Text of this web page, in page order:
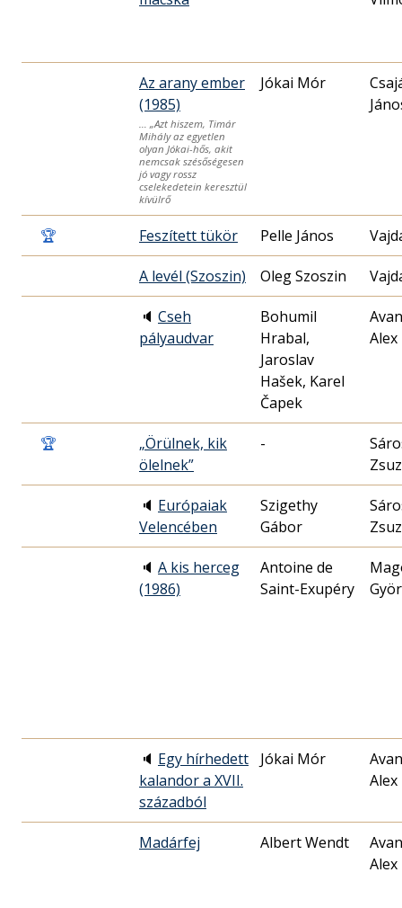
Az arany ember
(1985)
… „Azt hiszem, Timár
Mihály az egyetlen
olyan Jókai-hős, akit
nemcsak szésőségesen
jó vagy rossz
cselekedetein keresztül
kívülrő
Jókai Mór
🏆 Feszített tükör Pelle János
A levél (Szoszin) Oleg Szoszin
🔈 Cseh
pályaudvar
Bohumil
Hrabal,
Jaroslav
Hašek, Karel
Čapek
Alex
🏆
„Örülnek, kik
ölelnek”
-
🔈 Európaiak
Velencében
Szigethy
Gábor
🔈 A kis herceg
(1986)
Antoine de
Saint-Exupéry
🔈 Egy hírhedett
kalandor a XVII.
századból
Jókai Mór
Alex
Madárfej Albert Wendt
Alex